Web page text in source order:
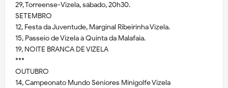
29, Torreense-Vizela, sábado, 20h30.
SETEMBRO
12, Festa da Juventude, Marginal Ribeirinha Vizela.
15, Passeio de Vizela à Quinta da Malafaia.
19, NOITE BRANCA DE VIZELA
***
OUTUBRO
14, Campeonato Mundo Séniores Minigolfe Vizela